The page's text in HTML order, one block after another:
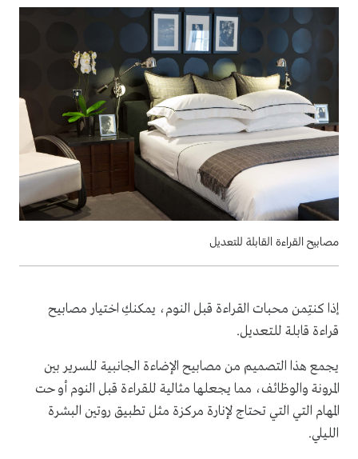
مصابيح القراءة القابلة للتعديل
إذا كنتِمن محبات القراءة قبل النوم، يمكنكِ اختيار مصابيح
قراءة قابلة للتعديل.
يجمع هذا التصميم من مصابيح الإضاءة الجانبية للسرير بين
المرونة والوظائف، مما يجعلها مثالية للقراءة قبل النوم أو حت
المهام التي التي تحتاج لإنارة مركزة مثل تطبيق روتين البشرة
الليلي.